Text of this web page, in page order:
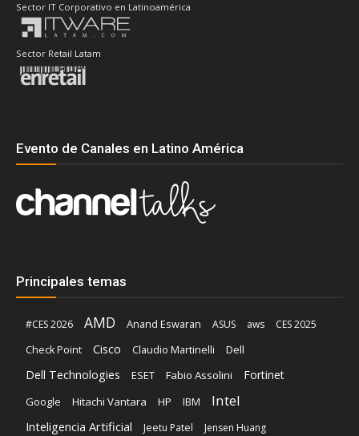
Sector IT Corporativo en Latinoamérica
Sector Retail Latam
Evento de Canales en Latino América
Principales temas
#CES 2026 AMD Anand Eswaran ASUS aws
CES 2025
Check Point
Cisco Claudio Martinelli Dell
Dell Technologies ESET Fabio Assolini Fortinet
Google Hitachi Vantara HP IBM Intel
Inteligencia Artificial Jeetu Patel Jensen Huang